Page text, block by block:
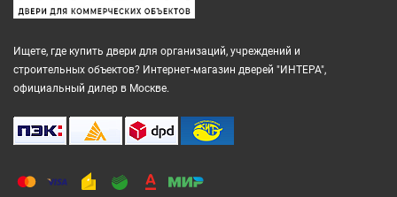
Ищете, где купить двери для организаций, учреждений и
строительных объектов? Интернет-магазин дверей "ИНТЕРА",
официальный дилер в Москве.